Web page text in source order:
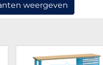
weergeven